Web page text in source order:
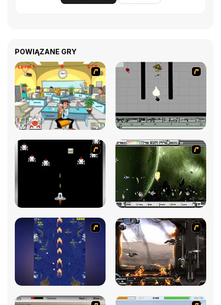
POWIĄZANE GRY